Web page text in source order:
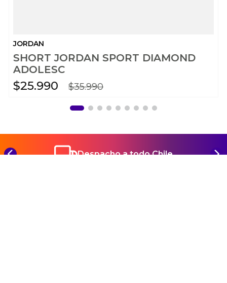
JORDAN
SHORT JORDAN SPORT DIAMOND
ADOLESC
$25.990 $35.990
Despacho a todo Chile